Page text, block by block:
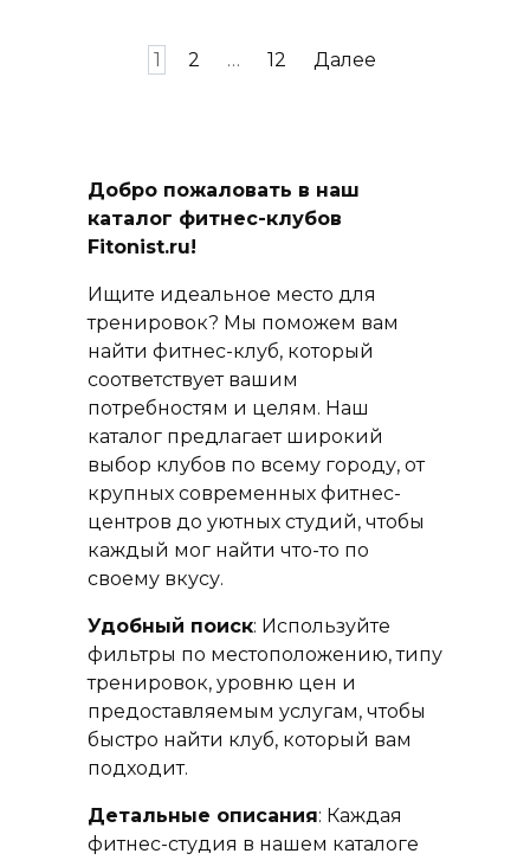
1 2 … 12 Далее
Добро пожаловать в наш
каталог фитнес-клубов
Fitonist.ru!
Ищите идеальное место для
тренировок? Мы поможем вам
найти фитнес-клуб, который
соответствует вашим
потребностям и целям. Наш
каталог предлагает широкий
выбор клубов по всему городу, от
крупных современных фитнес-
центров до уютных студий, чтобы
каждый мог найти что-то по
своему вкусу.
Удобный поиск: Используйте
фильтры по местоположению, типу
тренировок, уровню цен и
предоставляемым услугам, чтобы
быстро найти клуб, который вам
подходит.
Детальные описания: Каждая
фитнес-студия в нашем каталоге